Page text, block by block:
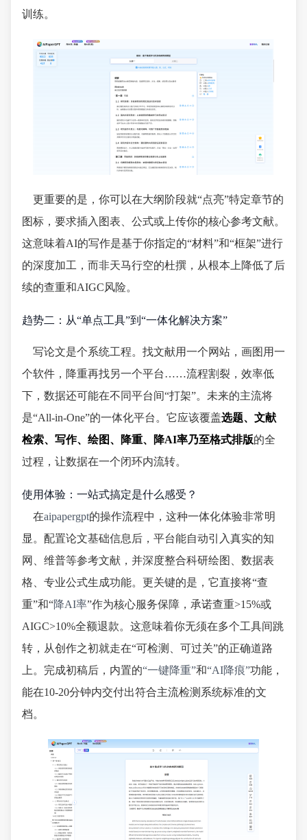
训练。
更重要的是，你可以在大纲阶段就“点亮”特定章节的
图标，要求插入图表、公式或上传你的核心参考文献。
这意味着AI的写作是基于你指定的“材料”和“框架”进行
的深度加工，而非天马行空的杜撰，从根本上降低了后
续的查重和AIGC风险。
趋势二：从“单点工具”到“一体化解决方案”
写论文是个系统工程。找文献用一个网站，画图用一
个软件，降重再找另一个平台……流程割裂，效率低
下，数据还可能在不同平台间“打架”。未来的主流将
是“All-in-One”的一体化平台。它应该覆盖选题、文献
检索、写作、绘图、降重、降AI率乃至格式排版的全
过程，让数据在一个闭环内流转。
使用体验：一站式搞定是什么感受？
在aipapergpt的操作流程中，这种一体化体验非常明
显。配置论文基础信息后，平台能自动引入真实的知
网、维普等参考文献，并深度整合科研绘图、数据表
格、专业公式生成功能。更关键的是，它直接将“查
重”和“降AI率”作为核心服务保障，承诺查重>15%或
AIGC>10%全额退款。这意味着你无须在多个工具间跳
转，从创作之初就走在“可检测、可过关”的正确道路
上。完成初稿后，内置的“一键降重”和“AI降痕”功能，
能在10-20分钟内交付出符合主流检测系统标准的文
档。